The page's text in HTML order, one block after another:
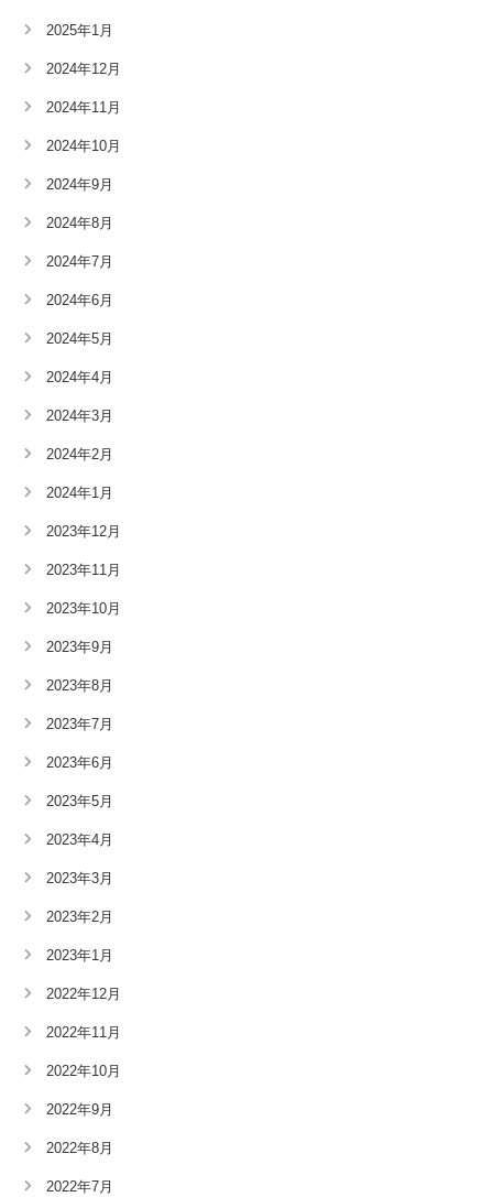
2025年1月
2024年12月
2024年11月
2024年10月
2024年9月
2024年8月
2024年7月
2024年6月
2024年5月
2024年4月
2024年3月
2024年2月
2024年1月
2023年12月
2023年11月
2023年10月
2023年9月
2023年8月
2023年7月
2023年6月
2023年5月
2023年4月
2023年3月
2023年2月
2023年1月
2022年12月
2022年11月
2022年10月
2022年9月
2022年8月
2022年7月